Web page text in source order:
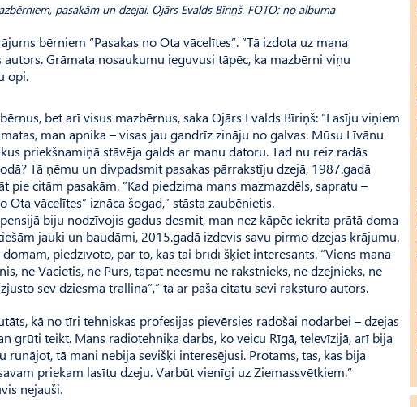
pasakām un dzejai. Ojārs Evalds Bīriņš. FOTO: no albuma
bērniem “Pasakas no Ota vācelītes”. “Tā izdota uz mana
Grāmata nosaukumu ieguvusi tāpēc, ka mazbērni viņu
opi.
bet arī visus mazbērnus, saka Ojārs Evalds Bīriņš: “Lasīju viņiem
man apnika – visas jau gandrīz zināju no galvas. Mūsu Līvānu
priekšnamiņā stāvēja galds ar manu datoru. Tad nu reiz radās
Tā ņēmu un divpadsmit pasakas pārrakstīju dzejā, 1987.gadā
pie citām pasakām. “Kad piedzima mans mazmazdēls, sapratu –
vācelītes” iznāca šogad,” stāsta zaubēnietis.
biju nodzīvojis gadus desmit, man nez kāpēc iekrita prātā doma
jauki un baudāmi, 2015.gadā izdevis savu pirmo dzejas krājumu.
piedzīvoto, par to, kas tai brīdī šķiet interesants. “Viens mana
ne Vācietis, ne Purs, tāpat neesmu ne rakstnieks, ne dzejnieks, ne
sev dziesmā trallina”,” tā ar paša citātu sevi raksturo autors.
kā no tīri tehniskas profesijas pievērsies radošai nodarbei – dzejas
grūti teikt. Mans radiotehniķa darbs, ko veicu Rīgā, televīzijā, arī bija
tā mani nebija sevišķi interesējusi. Protams, tas, kas bija
priekam lasītu dzeju. Varbūt vienīgi uz Ziemassvētkiem.”
nejauši.